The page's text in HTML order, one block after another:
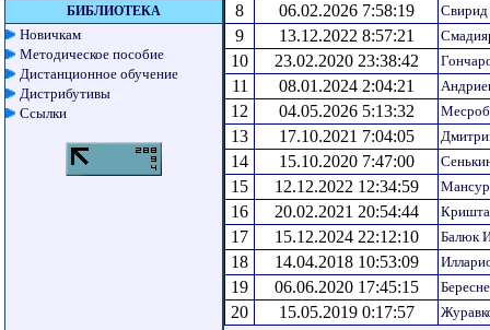
БИБЛИОТЕКА
Новичкам
Методическое пособие
Дистанционное обучение
Дистрибутивы
Ссылки
8 06.02.2026 7:58:19 Свирид
9 13.12.2022 8:57:21
10 23.02.2020 23:38:42
11 08.01.2024 2:04:21
12 04.05.2026 5:13:32
13 17.10.2021 7:04:05
14 15.10.2020 7:47:00
15 12.12.2022 12:34:59 Мансур
16 20.02.2021 20:54:44
17 15.12.2024 22:12:10 Балюк
18 14.04.2018 10:53:09
19 06.06.2020 17:45:15
20 15.05.2019 0:17:57